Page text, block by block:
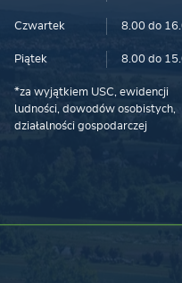
Czwartek 8.00 do
Piątek 8.00 do
*za wyjątkiem USC, ewidencji
ludności, dowodów osobistych,
działalności gospodarczej